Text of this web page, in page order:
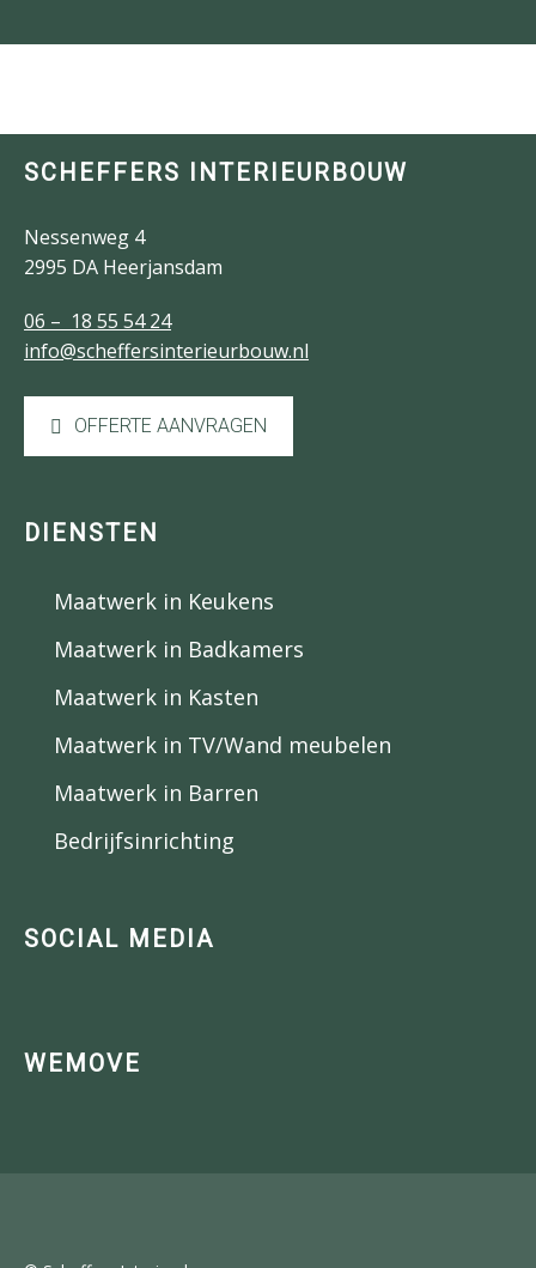
SCHEFFERS INTERIEURBOUW
Nessenweg 4
2995 DA Heerjansdam
06 – 18 55 54 24
info@scheffersinterieurbouw.nl
OFFERTE AANVRAGEN
DIENSTEN
Maatwerk in Keukens
Maatwerk in Badkamers
Maatwerk in Kasten
Maatwerk in TV/Wand meubelen
Maatwerk in Barren
Bedrijfsinrichting
SOCIAL MEDIA
WEMOVE